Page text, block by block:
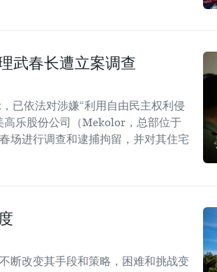
武春长遭立案调查
已依法对涉嫌“利用自由民主权利侵
高乐股份公司（Mekolor，总部位于
场进行调查和逮捕拘留，并对其住宅
断改变其手段和策略，困难和挑战变